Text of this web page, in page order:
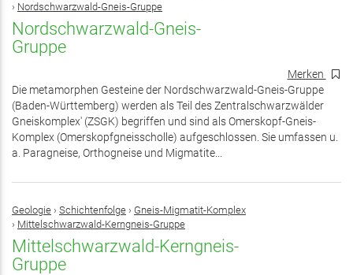
› Nordschwarzwald-Gneis-Gruppe
Nordschwarzwald-Gneis-
Gruppe
Merken
Die metamorphen Gesteine der Nordschwarzwald-Gneis-Gruppe
(Baden-Württemberg) werden als Teil des Zentralschwarzwälder
Gneiskomplex' (ZSGK) begriffen und sind als Omerskopf-Gneis-
Komplex (Omerskopfgneisscholle) aufgeschlossen. Sie umfassen u.
a. Paragneise, Orthogneise und Migmatite...
Geologie › Schichtenfolge › Gneis-Migmatit-Komplex
› Mittelschwarzwald-Kerngneis-Gruppe
Mittelschwarzwald-Kerngneis-
Gruppe